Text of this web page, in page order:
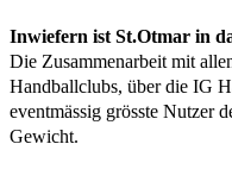
Inwiefern ist St.Otmar in
Die Zusammenarbeit mit
Handballclubs, über die IG
eventmässig grösste Nutzer
Gewicht.